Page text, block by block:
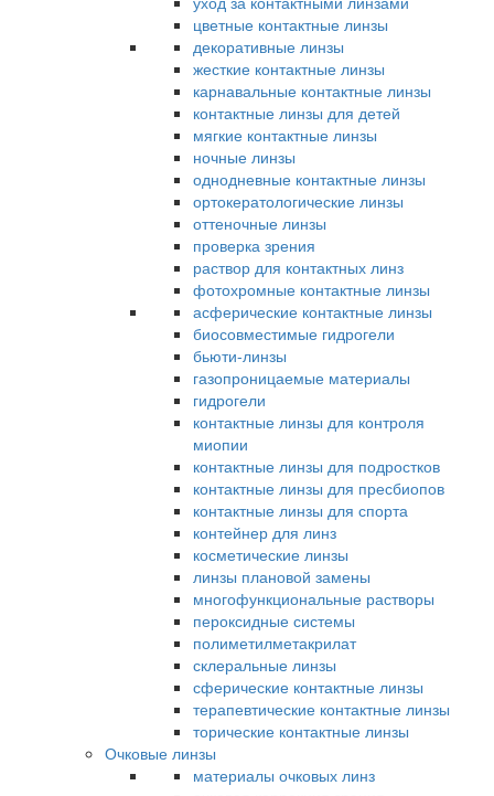
цветные контактные линзы
декоративные линзы
жесткие контактные линзы
карнавальные контактные линзы
контактные линзы для детей
мягкие контактные линзы
ночные линзы
однодневные контактные линзы
ортокератологические линзы
оттеночные линзы
проверка зрения
раствор для контактных линз
фотохромные контактные линзы
асферические контактные линзы
биосовместимые гидрогели
бьюти-линзы
газопроницаемые материалы
гидрогели
контактные линзы для контроля
миопии
контактные линзы для подростков
контактные линзы для пресбиопов
контактные линзы для спорта
контейнер для линз
косметические линзы
линзы плановой замены
многофункциональные растворы
пероксидные системы
полиметилметакрилат
склеральные линзы
сферические контактные линзы
терапевтические контактные линзы
торические контактные линзы
Очковые линзы
материалы очковых линз